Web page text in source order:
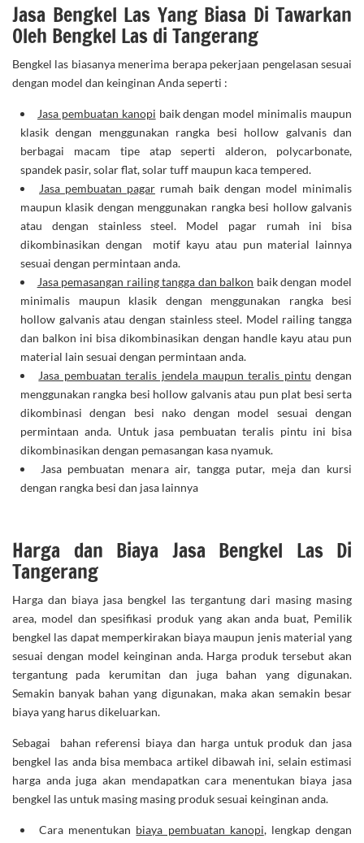
Jasa Bengkel Las Yang Biasa Di Tawarkan
Oleh Bengkel Las di Tangerang
Bengkel las biasanya menerima berapa pekerjaan pengelasan sesuai
dengan model dan keinginan Anda seperti :
Jasa pembuatan kanopi baik dengan model minimalis maupun
klasik dengan menggunakan rangka besi hollow galvanis dan
berbagai macam tipe atap seperti alderon, polycarbonate,
spandek pasir, solar flat, solar tuff maupun kaca tempered.
Jasa pembuatan pagar rumah baik dengan model minimalis
maupun klasik dengan menggunakan rangka besi hollow galvanis
atau dengan stainless steel. Model pagar rumah ini bisa
dikombinasikan dengan motif kayu atau pun material lainnya
sesuai dengan permintaan anda.
Jasa pemasangan railing tangga dan balkon baik dengan model
minimalis maupun klasik dengan menggunakan rangka besi
hollow galvanis atau dengan stainless steel. Model railing tangga
dan balkon ini bisa dikombinasikan dengan handle kayu atau pun
material lain sesuai dengan permintaan anda.
Jasa pembuatan teralis jendela maupun teralis pintu dengan
menggunakan rangka besi hollow galvanis atau pun plat besi serta
dikombinasi dengan besi nako dengan model sesuai dengan
permintaan anda. Untuk jasa pembuatan teralis pintu ini bisa
dikombinasikan dengan pemasangan kasa nyamuk.
Jasa pembuatan menara air, tangga putar, meja dan kursi
dengan rangka besi dan jasa lainnya
Harga dan Biaya Jasa Bengkel Las Di
Tangerang
Harga dan biaya jasa bengkel las tergantung dari masing masing
area, model dan spesifikasi produk yang akan anda buat, Pemilik
bengkel las dapat memperkirakan biaya maupun jenis material yang
sesuai dengan model keinginan anda. Harga produk tersebut akan
tergantung pada kerumitan dan juga bahan yang digunakan.
Semakin banyak bahan yang digunakan, maka akan semakin besar
biaya yang harus dikeluarkan.
Sebagai bahan referensi biaya dan harga untuk produk dan jasa
bengkel las anda bisa membaca artikel dibawah ini, selain estimasi
harga anda juga akan mendapatkan cara menentukan biaya jasa
bengkel las untuk masing masing produk sesuai keinginan anda.
Cara menentukan biaya pembuatan kanopi, lengkap dengan